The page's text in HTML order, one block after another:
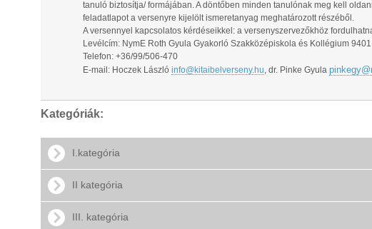
tanuló biztosítja/ formájában. A döntőben minden tanulónak meg kell
feladatlapot a versenyre kijelölt ismeretanyag meghatározott részéből.
A versennyel kapcsolatos kérdéseikkel: a versenyszervezőkhöz
Levélcím: NymE Roth Gyula Gyakorló Szakközépiskola és Kollégium 9401
Telefon: +36/99/506-470
E-mail: Hoczek László info@kitaibelverseny.hu , dr. Pinke Gyula
Kategóriák:
I.kategória
II kategória
III. kategória